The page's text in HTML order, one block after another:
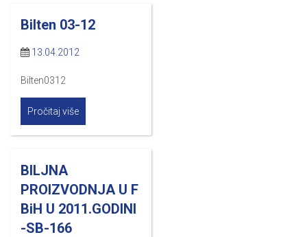
Bilten 03-12
13.04.2012
Bilten0312
Pročitaj više
BILJNA
PROIZVODNJA U F
BiH U 2011.GODINI
-SB-166